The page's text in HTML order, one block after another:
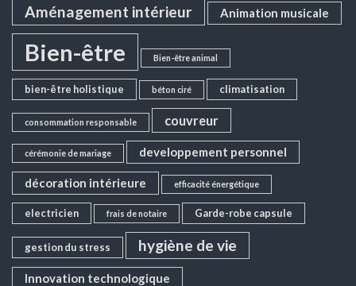
Aménagement intérieur Animation musicale
Bien-être Bien-être animal
bien-être holistique béton ciré climatisation
consommation responsable couvreur
cérémonie de mariage developpement personnel
décoration intérieure efficacité énergétique
electricien frais de notaire Garde-robe capsule
gestion du stress hygiène de vie
Innovation technologique